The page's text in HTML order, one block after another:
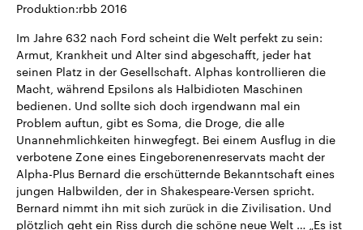
Produktion:rbb 2016
Im Jahre 632 nach Ford scheint die Welt perfekt zu sein:
Armut, Krankheit und Alter sind abgeschafft, jeder hat
seinen Platz in der Gesellschaft. Alphas kontrollieren die
Macht, während Epsilons als Halbidioten Maschinen
bedienen. Und sollte sich doch irgendwann mal ein
Problem auftun, gibt es Soma, die Droge, die alle
Unannehmlichkeiten hinwegfegt. Bei einem Ausflug in die
verbotene Zone eines Eingeborenenreservats macht der
Alpha-Plus Bernard die erschütternde Bekanntschaft eines
jungen Halbwilden, der in Shakespeare-Versen spricht.
Bernard nimmt ihn mit sich zurück in die Zivilisation. Und
plötzlich geht ein Riss durch die schöne neue Welt … „Es ist